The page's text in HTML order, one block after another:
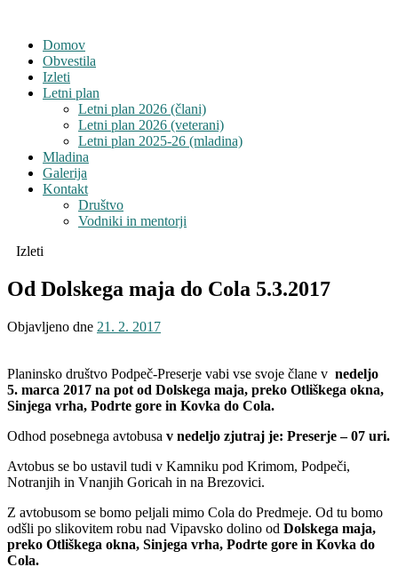
Domov
Obvestila
Izleti
Letni plan
Letni plan 2026 (člani)
Letni plan 2026 (veterani)
Letni plan 2025-26 (mladina)
Mladina
Galerija
Kontakt
Društvo
Vodniki in mentorji
Izleti
Od Dolskega maja do Cola 5.3.2017
Objavljeno dne 21. 2. 2017
Planinsko društvo Podpeč-Preserje vabi vse svoje člane v nedeljo
5. marca 2017 na pot od Dolskega maja, preko Otliškega okna,
Sinjega vrha, Podrte gore in Kovka do Cola.
Odhod posebnega avtobusa v nedeljo zjutraj je: Preserje – 07 uri.
Avtobus se bo ustavil tudi v Kamniku pod Krimom, Podpeči,
Notranjih in Vnanjih Goricah in na Brezovici.
Z avtobusom se bomo peljali mimo Cola do Predmeje. Od tu bomo
odšli po slikovitem robu nad Vipavsko dolino od Dolskega maja,
preko Otliškega okna, Sinjega vrha, Podrte gore in Kovka do
Cola.